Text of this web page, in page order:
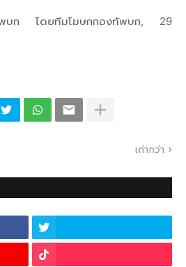
พบก โดยทีมโฆษกกองทัพบก, 29
เก่ากว่า